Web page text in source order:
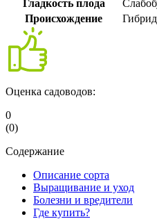
Гладкость плода
Происхождение
Гибрид
Оценка садоводов:
0
(0)
Содержание
Описание сорта
Выращивание и уход
Болезни и вредители
Где купить?